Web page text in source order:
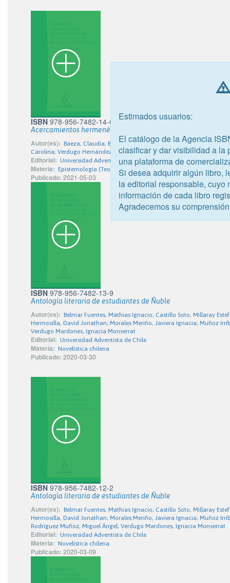
ISBN 978-956-7482-14-6
Acercamientos hermenéuticos II
Autor(es): Baeza, Claudia; Biaggi, Gisela; Coulange, Lalina; Parada
Carolina; Verdugo Hernández, Paula
Editorial: Universidad Adventista de Chile
Materia: Epistemología (Teoría del conocimiento)
Publicado: 2021-05-03
ISBN 978-956-7482-13-9
Antología literaria de estudiantes de Ñuble
Autor(es): Belmar Fuentes, Mathias Ignacio; Castillo Soto, Millaray
Hermosilla, David Jonathan; Morales Meriño, Javiera Ignacia; Muñoz
Verdugo Mardones, Ignacia Monserrat
Editorial: Universidad Adventista de Chile
Materia: Novelística chilena
Publicado: 2020-03-30
ISBN 978-956-7482-12-2
Antología literaria de estudiantes de Ñuble
Autor(es): Belmar Fuentes, Mathias Ignacio; Castillo Soto, Millaray
Hermosilla, David Jonathan; Morales Meriño, Javiera Ignacia; Muñoz
Rodríguez Muñoz, Miguel Ángel; Verdugo Mardones, Ignacia Monserrat
Editorial: Universidad Adventista de Chile
Materia: Novelística chilena
Publicado: 2020-03-09
Estimados usuarios:
El catálogo de la Agencia
clasificar y dar visibilidad a la
una plataforma de
Si desea adquirir algún libro,
la editorial responsable, cuyo
información de cada libro
Agradecemos su